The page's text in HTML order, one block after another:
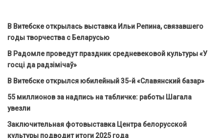
В Витебске открылась выставка Ильи Репина, связавшего
годы творчества с Беларусью
В Радомле проведут праздник средневековой культуры «У
госці да радзімічаў»
В Витебске открылся юбилейный 35-й «Славянский базар»
55 миллионов за надпись на табличке: работы Шагала
увезли
Заключительная фотовыставка Центра белорусской
культуры подводит итоги 2025 года